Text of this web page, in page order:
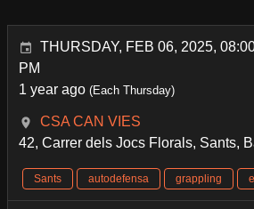
THURSDAY, FEB 06, 2025,
PM
1 year ago (Each Thursday)
CSA CAN VIES
42, Carrer dels Jocs Florals, Sants,
Sants autodefensa grappling